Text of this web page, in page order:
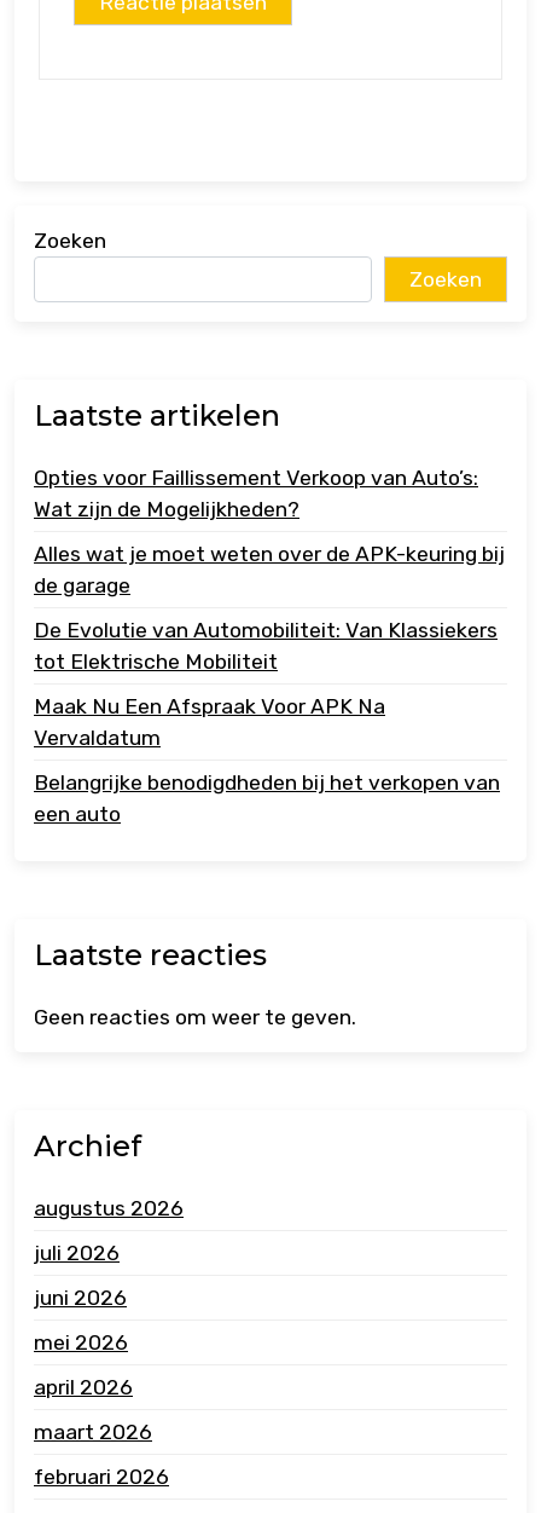
Zoeken
Zoeken
Laatste artikelen
Opties voor Faillissement Verkoop van Auto’s:
Wat zijn de Mogelijkheden?
Alles wat je moet weten over de APK-keuring bij
de garage
De Evolutie van Automobiliteit: Van Klassiekers
tot Elektrische Mobiliteit
Maak Nu Een Afspraak Voor APK Na
Vervaldatum
Belangrijke benodigdheden bij het verkopen van
een auto
Laatste reacties
Geen reacties om weer te geven.
Archief
augustus 2026
juli 2026
juni 2026
mei 2026
april 2026
maart 2026
februari 2026